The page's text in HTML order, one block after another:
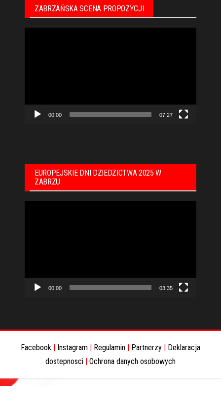
ZABRZAŃSKA SCENA PROPOZYCJI
00:00 07:27
EUROPEJSKIE DNI DZIEDZICTWA 2025 W
ZABRZU
00:00 03:35
Facebook | Instagram | Regulamin | Partnerzy | Deklaracja
dostepnosci | Ochrona danych osobowych